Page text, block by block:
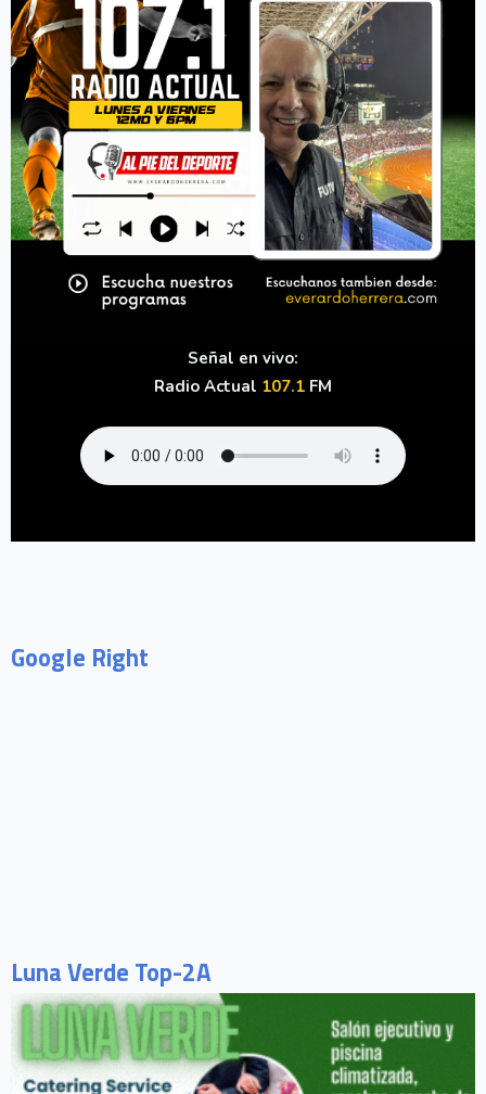
Señal en vivo:
Radio Actual 107.1 FM
Google Right
Luna Verde Top-2A